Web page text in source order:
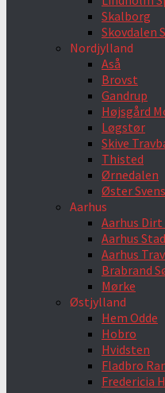
Skalborg
Skovdalen
Nordjylland
Aså
Brovst
Gandrup
Højsgård
Løgstør
Skive
Thisted
Ørnedalen
Øster
Aarhus
Aarhus Dirt
Aarhus
Aarhus
Brabrand
Mørke
Østjylland
Hem Odde
Hobro
Hvidsten
Fladbro
Fredericia